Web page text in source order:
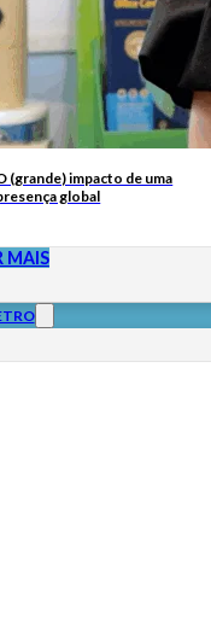
(grande) impacto de uma
global
MAIS